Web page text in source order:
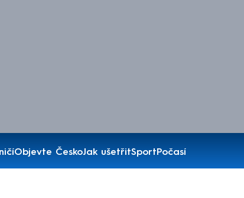
Objevte ČeskoJak ušetřitSportPočasí